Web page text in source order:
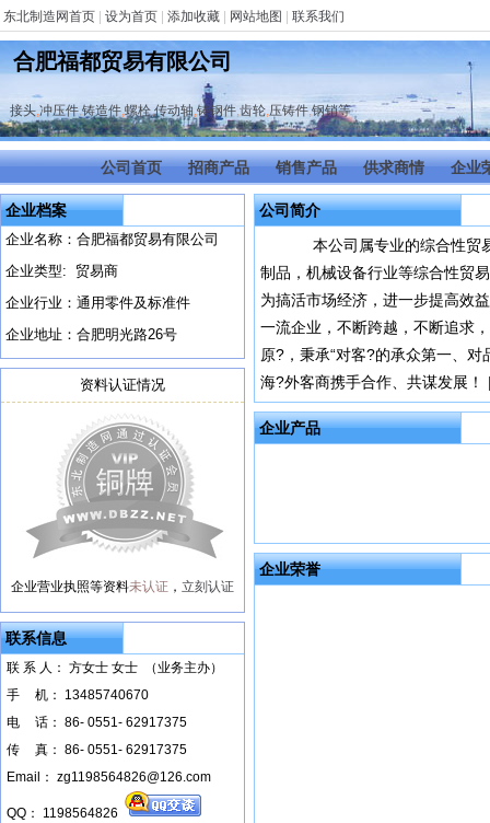
东北制造网首页 设为首页 添加收藏 网站地图 联系我们
合肥福都贸易有限公司
接头,冲压件,铸造件,螺栓,传动轴,铸钢件,齿轮,压铸件,钢销等
公司首页 招商产品 销售产品 供求商情 企业
企业档案
企业名称：合肥福都贸易有限公司
企业类型: 贸易商
企业行业：通用零件及标准件
企业地址：合肥明光路26号
资料认证情况
企业营业执照等资料未认证 ， 立刻认证
联系信息
联 系 人： 方女士 女士 （业务主办）
手
机： 13485740670
电
话： 86- 0551- 62917375
传
真： 86- 0551- 62917375
Email： zg1198564826@126.com
QQ： 1198564826
公司简介
本公司属专业的综合性贸
制品，机械设备行业等综合性贸
为搞活市场经济，进一步提高效
一流企业，不断跨越，不断追求
原?，秉承“对客?的承众第一、
海?外客商携手合作、共谋发展！
企业产品
企业荣誉